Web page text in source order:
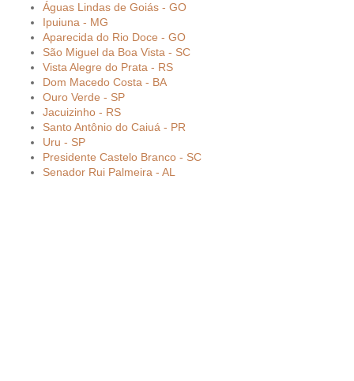
Águas Lindas de Goiás - GO
Ipuiuna - MG
Aparecida do Rio Doce - GO
São Miguel da Boa Vista - SC
Vista Alegre do Prata - RS
Dom Macedo Costa - BA
Ouro Verde - SP
Jacuizinho - RS
Santo Antônio do Caiuá - PR
Uru - SP
Presidente Castelo Branco - SC
Senador Rui Palmeira - AL